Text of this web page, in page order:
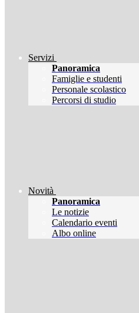
Servizi
Panoramica
Famiglie e studenti
Personale scolastico
Percorsi di studio
Novità
Panoramica
Le notizie
Calendario eventi
Albo online